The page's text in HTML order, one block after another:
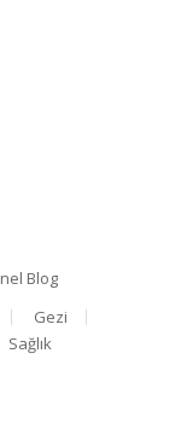
Blog
Gezi
Sağlık